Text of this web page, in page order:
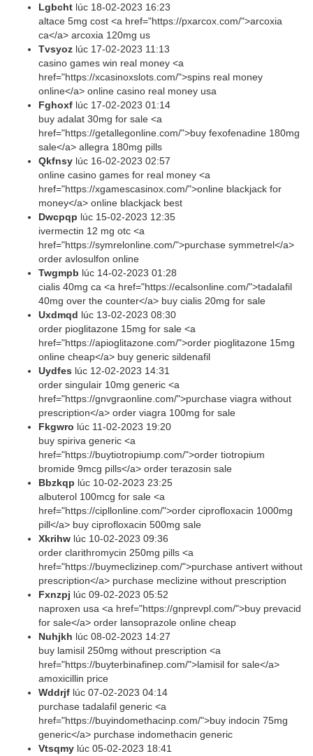
Lgbcht lúc 18-02-2023 16:23
altace 5mg cost <a href="https://pxarcox.com/">arcoxia
ca</a> arcoxia 120mg us
Tvsyoz lúc 17-02-2023 11:13
casino games win real money <a
href="https://xcasinoxslots.com/">spins real money
online</a> online casino real money usa
Fghoxf lúc 17-02-2023 01:14
buy adalat 30mg for sale <a
href="https://getallegonline.com/">buy fexofenadine 180mg
sale</a> allegra 180mg pills
Qkfnsy lúc 16-02-2023 02:57
online casino games for real money <a
href="https://xgamescasinox.com/">online blackjack for
money</a> online blackjack best
Dwcpqp lúc 15-02-2023 12:35
ivermectin 12 mg otc <a
href="https://symrelonline.com/">purchase symmetrel</a>
order avlosulfon online
Twgmpb lúc 14-02-2023 01:28
cialis 40mg ca <a href="https://ecalsonline.com/">tadalafil
40mg over the counter</a> buy cialis 20mg for sale
Uxdmqd lúc 13-02-2023 08:30
order pioglitazone 15mg for sale <a
href="https://apioglitazone.com/">order pioglitazone 15mg
online cheap</a> buy generic sildenafil
Uydfes lúc 12-02-2023 14:31
order singulair 10mg generic <a
href="https://gnvgraonline.com/">purchase viagra without
prescription</a> order viagra 100mg for sale
Fkgwro lúc 11-02-2023 19:20
buy spiriva generic <a
href="https://buytiotropiump.com/">order tiotropium
bromide 9mcg pills</a> order terazosin sale
Bbzkqp lúc 10-02-2023 23:25
albuterol 100mcg for sale <a
href="https://cipllonline.com/">order ciprofloxacin 1000mg
pill</a> buy ciprofloxacin 500mg sale
Xkrihw lúc 10-02-2023 09:36
order clarithromycin 250mg pills <a
href="https://buymeclizinep.com/">purchase antivert without
prescription</a> purchase meclizine without prescription
Fxnzpj lúc 09-02-2023 05:52
naproxen usa <a href="https://gnprevpl.com/">buy prevacid
for sale</a> order lansoprazole online cheap
Nuhjkh lúc 08-02-2023 14:27
buy lamisil 250mg without prescription <a
href="https://buyterbinafinep.com/">lamisil for sale</a>
amoxicillin price
Wddrjf lúc 07-02-2023 04:14
purchase tadalafil generic <a
href="https://buyindomethacinp.com/">buy indocin 75mg
generic</a> purchase indomethacin generic
Vtsqmy lúc 05-02-2023 18:41